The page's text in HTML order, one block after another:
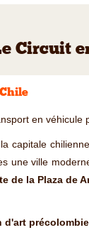
Circuit
en véhicule
capitale
une ville
de la Plaza de
d'art